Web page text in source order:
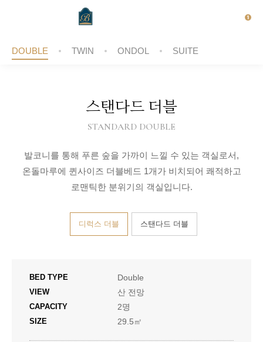
DOUBLE TWIN ONDOL SUITE
스탠다드 더블
STANDARD DOUBLE
발코니를 통해 푸른 숲을 가까이 느낄 수 있는 객실로서,
온돌마루에 퀸사이즈 더블베드 1개가 비치되어 쾌적하고
로맨틱한 분위기의 객실입니다.
디럭스 더블 스탠다드 더블
BED TYPE Double
VIEW 산 전망
CAPACITY 2명
SIZE 29.5㎡